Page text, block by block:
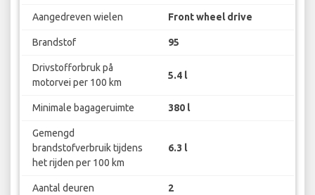
Aangedreven wielen Front wheel drive
Brandstof 95
Drivstofforbruk på
motorvei per 100 km
5.4 l
Minimale bagageruimte 380 l
Gemengd
brandstofverbruik tijdens
het rijden per 100 km
6.3 l
Aantal deuren 2